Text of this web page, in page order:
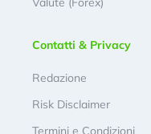
Contatti & Privacy
Redazione
Risk Disclaimer
Termini e Condizioni